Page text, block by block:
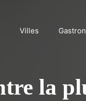
Villes
la